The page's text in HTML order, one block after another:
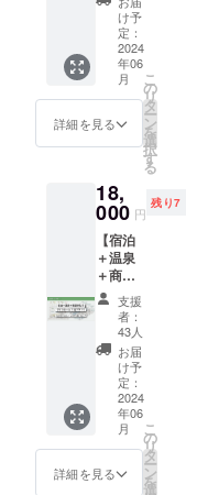
キー
パーソ
ンを集
めま
す！）
［リ
内容］
・感謝
紙 ・
ローカ
ルキャ
リアサ
ミット
のお手
伝いを
する権
利（学
生限
定） ※
このリ
ターン
は学生
限定の
リター
ンで
す。ご
づくり
の先輩
たちの
話を聞
いて一
びま
しょ
カル
キャリ
アサ
ミッ
ト］ ・
2024年
6月開催
予定！
・会場
は上川
（ANS
HINDO
、もし
くは
）の予
す！
［リ
ターン
内容］
・感謝
のお手
紙 ・
PORTO
NDOで
使える
商品券
（2000
円分）
・雪か
きお手
伝い（2
時間）
※雪かき
は上川
町内限
定 ※雪
かきお
手伝い
用期限
遊びに
来てく
ださ
い！
［リ
ターン
内容］
リジナ
ルス
テッ
カー5枚
・まち
ぶら
MAP
行きた
い！上
川を楽
しみた
い！と
いう方
へ、
『ANS
HINDO
『PORT
O』で使
えるチ
ケット
5000円
分 + 層
雲峡温
泉ご入
浴券の
プラン
です。
ANSHI
NDOか
ら徒歩
30秒の
ところ
に、上
け予
定：
2024
年06
月
詳細を見る
こ
の
リ
タ
ー
ン
を
選
択
す
る
18,
000 円
残り7
【宿泊
＋温泉
＋商品
券付
き！ツ
イン
ルーム1
泊プラ
ン！】
［宿泊
の概
要］ ・
ツイン
ルーム
（お一
支援
者：
43人
お届
け予
定：
2024
年06
月
詳細を見る
こ
の
リ
タ
ー
ン
を
選